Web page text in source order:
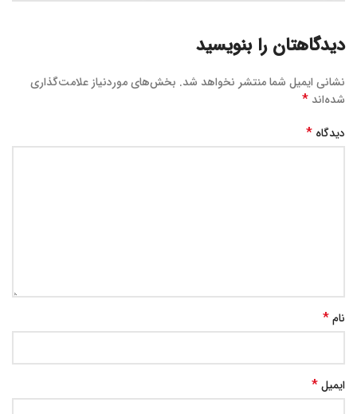
دیدگاهتان را بنویسید
نشانی ایمیل شما منتشر نخواهد شد. بخش‌های موردنیاز علامت‌گذاری
شده‌اند *
دیدگاه *
نام*
ایمیل*